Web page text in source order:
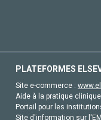
PLATEFORMES
Site e-commerce :
Aide à la pratique
Portail pour les
Site d'information sur